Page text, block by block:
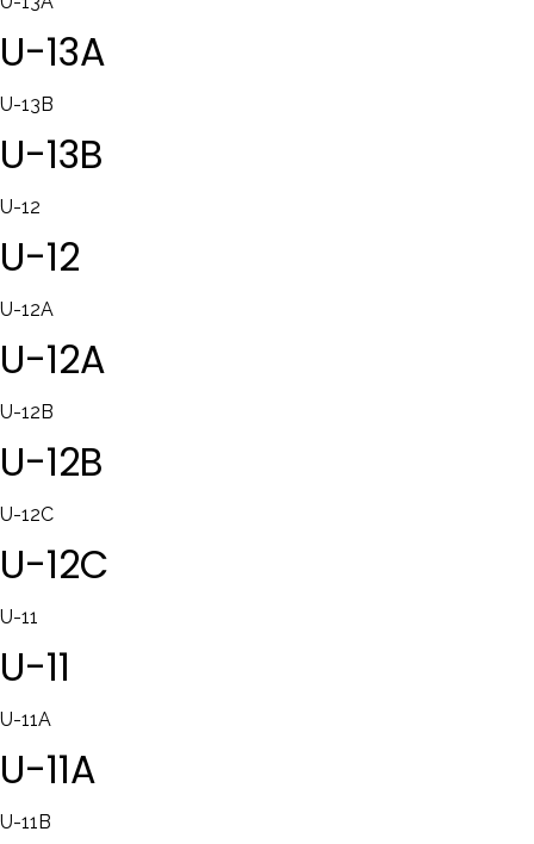
U-13A
U-13B
U-13B
U-12
U-12
U-12A
U-12A
U-12B
U-12B
U-12C
U-12C
U-11
U-11
U-11A
U-11A
U-11B